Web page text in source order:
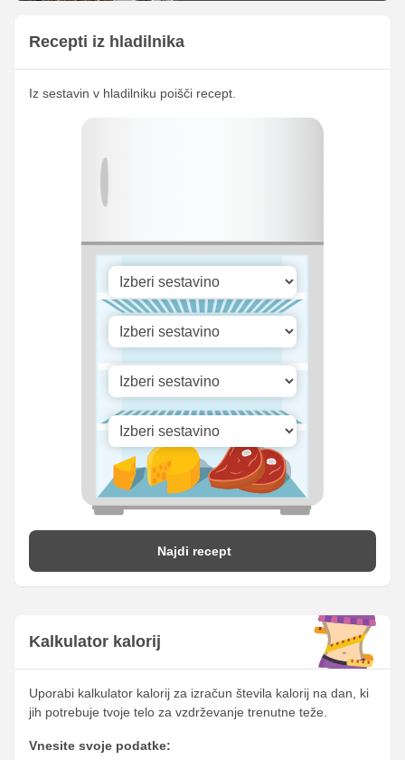
Recepti iz hladilnika
Iz sestavin v hladilniku poišči recept.
Najdi recept
Kalkulator kalorij
Uporabi kalkulator kalorij za izračun števila kalorij na dan, ki
jih potrebuje tvoje telo za vzdrževanje trenutne teže.
Vnesite svoje podatke: